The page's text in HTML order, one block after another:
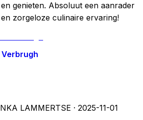
genieten. Absoluut een aanrader
zorgeloze culinaire ervaring!
LAMMERTSE · 2025-11-01